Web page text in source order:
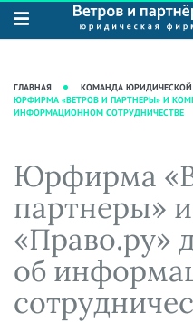
О нас
Рекомендации
Преимущества
фирмы
Кейсы
Вакансии
Юридические услуги
Интеллектуальная
Налоговая практика
Сопровождение бизнеса
Ведение уголовных дел
Защита активов
Ведение дел о
База знаний
Журнал "Секреты
практики"
Аудиоподкасты
Видеоподкасты
Справочная
Вопросы-ответы
Вебинары и семинары
ГЛАВНАЯ КОМАНДА
ЮРФИРМА «ВЕТРОВ И ПАРТНЕРЫ» И
ИНФОРМАЦИОННОМ СОТРУДНИЧЕСТВЕ
Юрфирма
партнеры»
«Право.ру»
об